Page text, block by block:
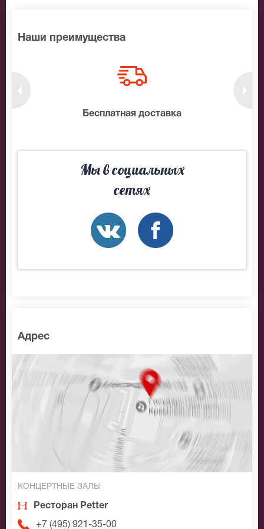
Наши преимущества
Бесплатная доставка
Мы в социальных
сетях
Адрес
КОНЦЕРТНЫЕ ЗАЛЫ
Ресторан Petter
+7 (495) 921-35-00